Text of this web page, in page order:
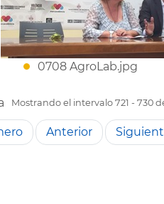
0708 AgroLab.jpg
Mostrando el intervalo 721 - 730
Anterior